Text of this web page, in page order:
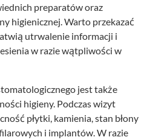
preparatów oraz
higienicznej. Warto przekazać
utrwalenie informacji i
w razie wątpliwości w
jest także
higieny. Podczas wizyt
płytki, kamienia, stan błony
i implantów. W razie